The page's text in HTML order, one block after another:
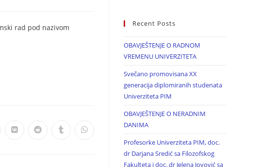
rad pod nazivom
Recent Posts
OBAVJEŠTENJE O RADNOM
VREMENU UNIVERZITETA
Svečano promovisana XX
generacija diplomiranih studenata
Univerziteta PIM
OBAVJEŠTENJE O NERADNIM
DANIMA
Profesorke Univerziteta PIM, doc.
dr Darjana Sredić sa Filozofskog
Fakulteta i doc. dr Jelena Jovović sa